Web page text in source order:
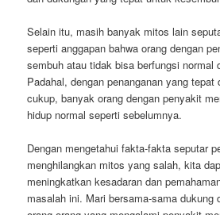
Selain itu, masih banyak mitos lain
seperti anggapan bahwa orang dengan
sembuh atau tidak bisa berfungsi normal
Padahal, dengan penanganan yang tepat
cukup, banyak orang dengan penyakit
hidup normal seperti sebelumnya.
Dengan mengetahui fakta-fakta seputar
menghilangkan mitos yang salah, kita
meningkatkan kesadaran dan
masalah ini. Mari bersama-sama dukung